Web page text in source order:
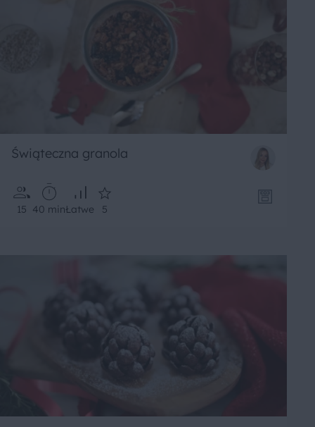
Świąteczna granola
15 40 minŁatwe 5